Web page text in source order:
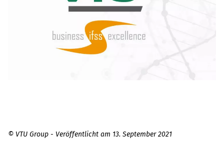
© VTU Group - Veröffentlicht am 13. September 2021